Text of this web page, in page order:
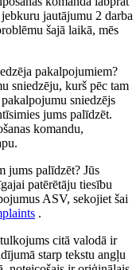
jautājumu 2 darba
šajā laikā, mēs
pakalpojumiem?
sniedzēju, kurš pēc tam
sniedzējs
jums palīdzēt.
komandu,
jums palīdzēt? Jūs
patērētāju tiesību
ASV, sekojiet šai
.
citā valodā ir
starp tekstu angļu